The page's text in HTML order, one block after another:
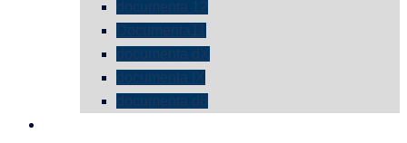
documenta 12
Documenta11
documenta dX
documenta IX
documenta d8